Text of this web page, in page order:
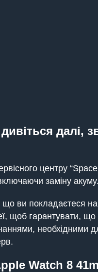
далі,
центру
заміну
ви покладаєтеся
щоб гарантувати,
необхідними
Watch 8